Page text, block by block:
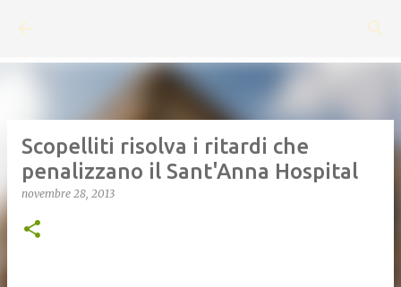
Scopelliti risolva i ritardi che
penalizzano il Sant'Anna Hospital
novembre 28, 2013